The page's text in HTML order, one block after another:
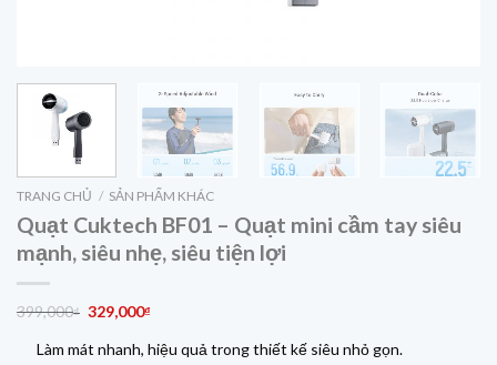
TRANG CHỦ / SẢN PHẨM KHÁC
Quạt Cuktech BF01 – Quạt mini cầm tay siêu
mạnh, siêu nhẹ, siêu tiện lợi
399,000₫ Giá
là:
329,000₫
tại
Làm mát nhanh, hiệu quả trong thiết kế siêu nhỏ gọn.